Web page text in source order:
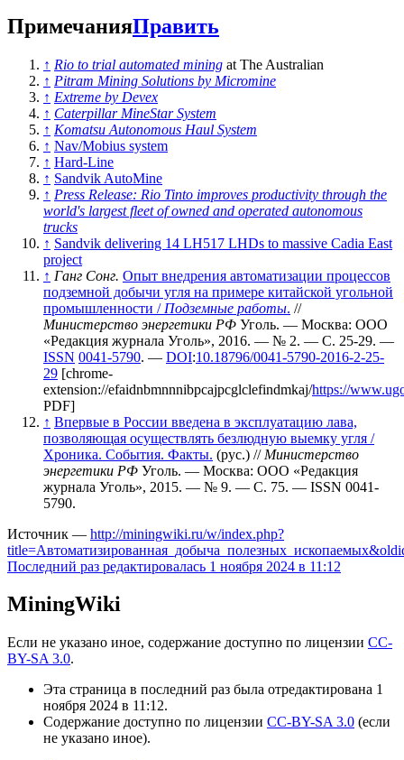
ПримечанияПравить
↑ Rio to trial automated mining at The Australian
↑ Pitram Mining Solutions by Micromine
↑ Extreme by Devex
↑ Caterpillar MineStar System
↑ Komatsu Autonomous Haul System
↑ Nav/Mobius system
↑ Hard-Line
↑ Sandvik AutoMine
↑ Press Release: Rio Tinto improves productivity through the
world's largest fleet of owned and operated autonomous
trucks
↑ Sandvik delivering 14 LH517 LHDs to massive Cadia East
project
↑ Ганг Сонг. Опыт внедрения автоматизации процессов
подземной добычи угля на примере китайской угольной
промышленности / Подземные работы. //
Министерство энергетики РФ Уголь. — Москва: ООО
«Редакция журнала Уголь», 2016. — № 2. — С. 25-29. —
ISSN 0041-5790. — DOI:10.18796/0041-5790-2016-2-25-
29 [chrome-
extension://efaidnbmnnnibpcajpcglclefindmkaj/https://
PDF]
↑ Впервые в России введена в эксплуатацию лава,
позволяющая осуществлять безлюдную выемку угля /
Хроника. События. Факты. (рус.) // Министерство
энергетики РФ Уголь. — Москва: ООО «Редакция
журнала Уголь», 2015. — № 9. — С. 75. — ISSN 0041-
5790.
Источник — http://miningwiki.ru/w/index.php?
Последний раз редактировалась 1 ноября 2024 в 11:12
MiningWiki
Если не указано иное, содержание доступно по лицензии CC-
BY-SA 3.0.
Эта страница в последний раз была отредактирована 1
ноября 2024 в 11:12.
Содержание доступно по лицензии CC-BY-SA 3.0 (если
не указано иное).